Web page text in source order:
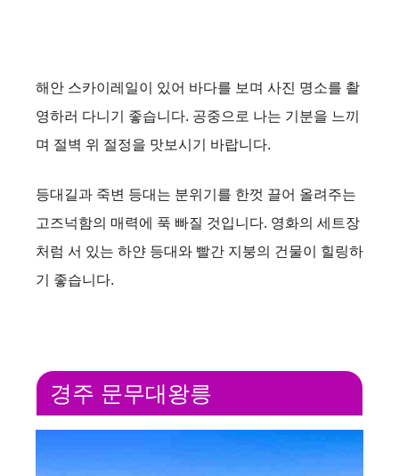
해안 스카이레일이 있어 바다를 보며 사진 명소를 촬
영하러 다니기 좋습니다. 공중으로 나는 기분을 느끼
며 절벽 위 절정을 맛보시기 바랍니다.
등대길과 죽변 등대는 분위기를 한껏 끌어 올려주는
고즈넉함의 매력에 푹 빠질 것입니다. 영화의 세트장
처럼 서 있는 하얀 등대와 빨간 지붕의 건물이 힐링하
기 좋습니다.
경주 문무대왕릉